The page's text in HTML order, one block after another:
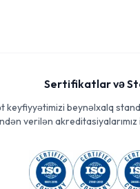
Sertifikatlar və
beynəlxalq
verilən